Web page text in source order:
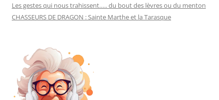
Les gestes qui nous trahissent….. du bout des lèvres ou du menton
CHASSEURS DE DRAGON : Sainte Marthe et la Tarasque